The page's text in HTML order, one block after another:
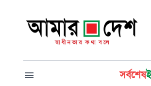
সর্বশেষ